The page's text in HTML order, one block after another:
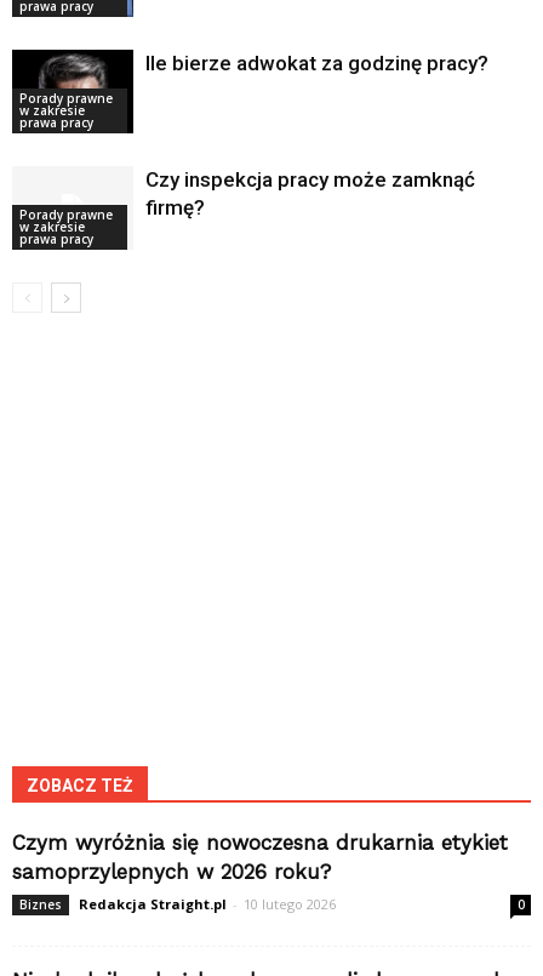
prawa pracy
Porady prawne
w zakresie
prawa pracy
Ile bierze adwokat za godzinę pracy?
Porady prawne
w zakresie
prawa pracy
Czy inspekcja pracy może zamknąć
firmę?
ZOBACZ TEŻ
Czym wyróżnia się nowoczesna drukarnia etykiet
samoprzylepnych w 2026 roku?
Biznes Redakcja Straight.pl - 10 lutego 2026 0